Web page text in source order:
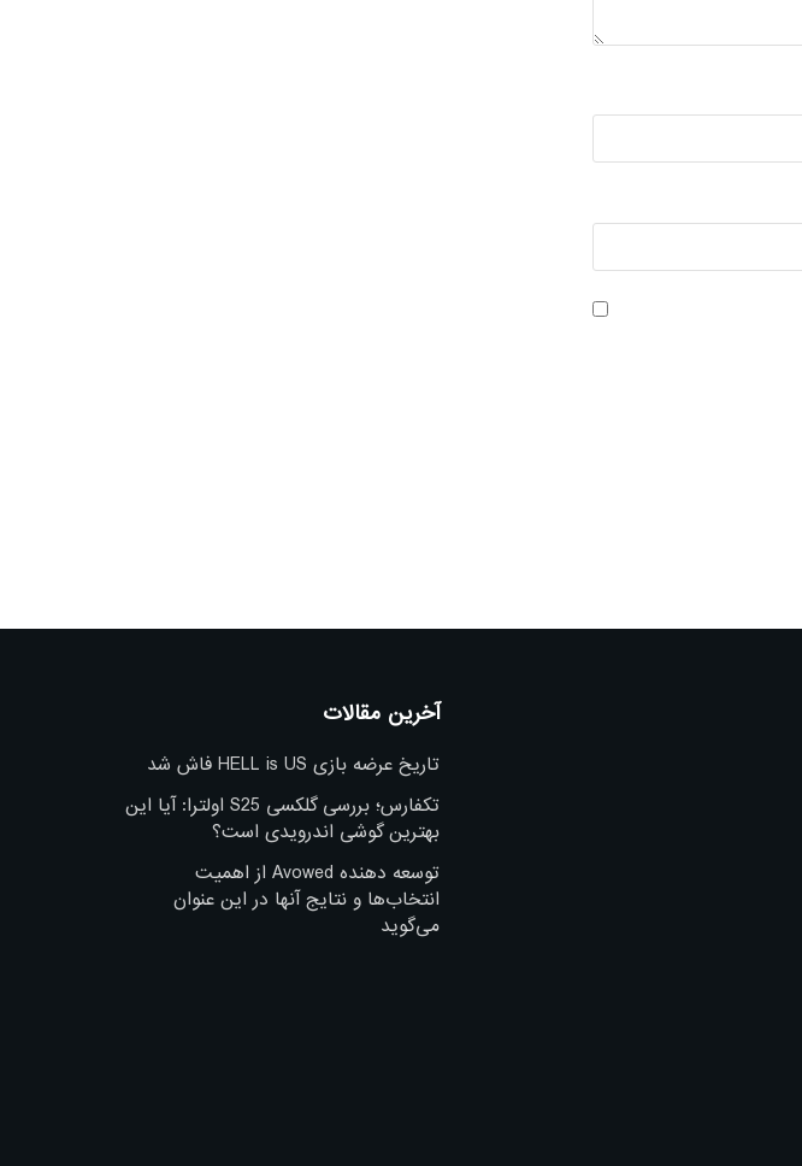
آخرین مقالات
تاریخ عرضه بازی HELL is US فاش شد
تکفارس؛ بررسی گلکسی S25 اولترا: آیا این
بهترین گوشی اندرویدی است؟
توسعه دهنده Avowed از اهمیت
انتخاب‌ها و نتایج آنها در این عنوان
می‌گوید